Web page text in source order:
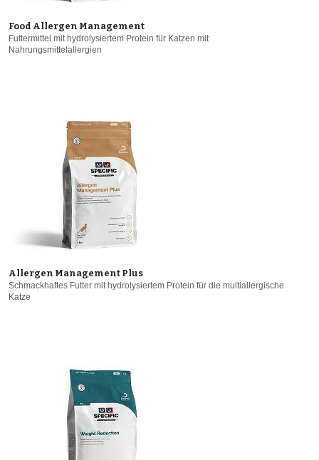
Food Allergen Management
Futtermittel mit hydrolysiertem Protein für Katzen mit
Nahrungsmittelallergien
Allergen Management Plus
Schmackhaftes Futter mit hydrolysiertem Protein für die multiallergische
Katze